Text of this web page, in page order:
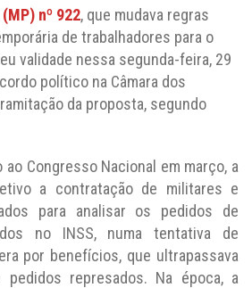
nº 922, que mudava regras
de trabalhadores para o
validade nessa segunda-feira, 29
político na Câmara dos
da proposta, segundo
ao Congresso Nacional em março, a
a contratação de militares e
para analisar os pedidos de
no INSS, numa tentativa de
por benefícios, que ultrapassava
represados. Na época, a